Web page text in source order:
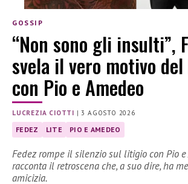
GOSSIP
“Non sono gli insulti”,
svela il vero motivo
con Pio e Amedeo
LUCREZIA CIOTTI |3 AGOSTO 2026
FEDEZ LITE PIO E AMEDEO
Fedez rompe il silenzio sul litigio con Pio e
racconta il retroscena che, a suo dire, ha
amicizia.